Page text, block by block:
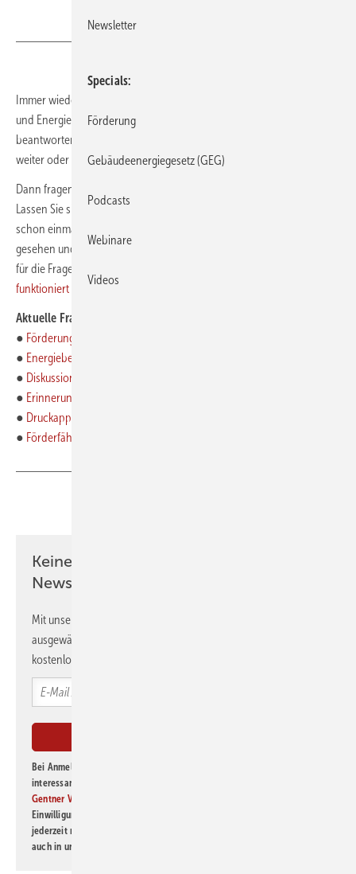
Immer wieder tauchen selbst bei erfahrenen Energieberaterinnen
und Energieberatern neue Fragestellungen auf, die sie nicht ad hoc
beantworten können. Manchmal hilft die Recherche im Internet nicht
weiter oder die auffindbaren Antworten sind zu allgemein gehalten...
Dann fragen Sie einfach persönlich in der GEB Community nach.
Lassen Sie sich von Kolleginnen und Kollegen unterstützen, die sich
schon einmal mit diesem oder einem ähnlichen Problem konfrontiert
gesehen und ihre Erfahrung damit gesammelt haben. Oder Sie haben
für die Fragen von Kollegen eine passende Antwort.
funktioniert das Forum
Aktuelle Fragen:
● Förderung über Einkommenssteuer § 35c
● Energieberatertätigkeit nebenher möglich?
● Diskussion zu ARD-Bericht über iSFP
● Erinnerungsschreiben/Mail des BAFA
● Druckapplikation für Sanierungskonzept NWG
● Förderfähigkeit ermitteln BEG EM (tpn)
Keine Zeit? Kein Problem mit dem GEB
Newsletter!
Mit unserem Newsletter erhalten Sie regelmäßig von uns
ausgewählte Informationen und Neuigkeiten, gebündelt und
kostenlos direkt ins Postfach.
Bei Anmeldung zu diesem Newsletter bin ich damit einverstanden, über
interessante Verlags- und Online-Angebote
Gentner Verlag GmbH & Co. KG
Einwilligung kann ich jederzeit widerrufen und eine Abmeldung ist
jederzeit möglich. Informationen zum Umgang mit Daten finden Sie
auch in unserer
Newsletter
Specials
Förderung
Gebäudeenergiegesetz (GEG)
Podcasts
Webinare
Videos